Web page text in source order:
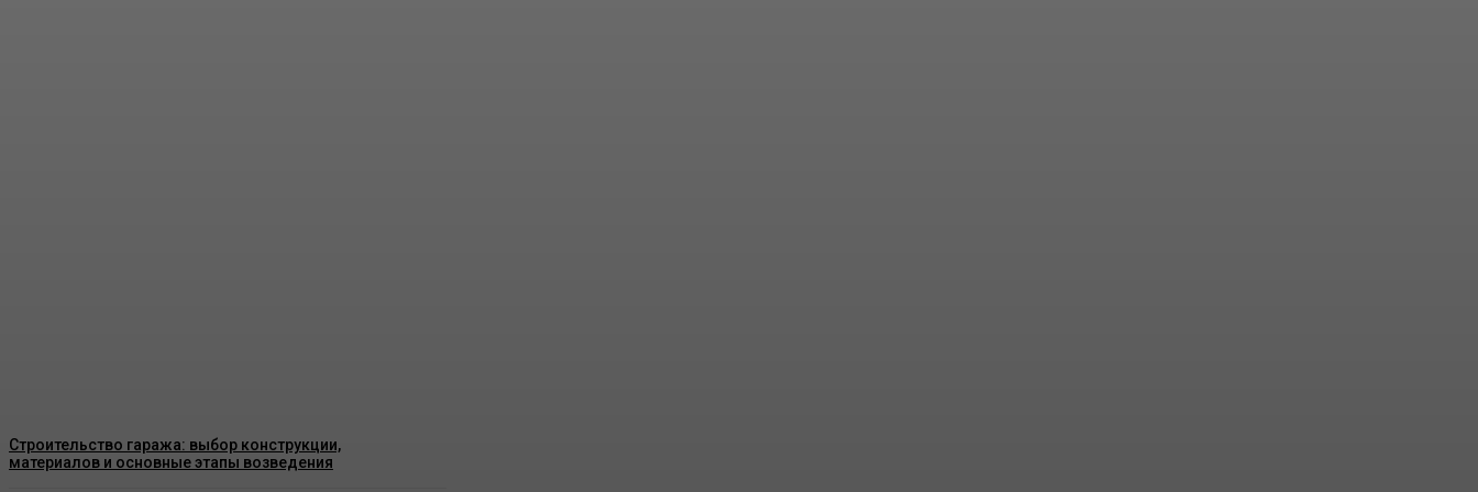
Строительство гаража: выбор конструкции,
материалов и основные этапы возведения